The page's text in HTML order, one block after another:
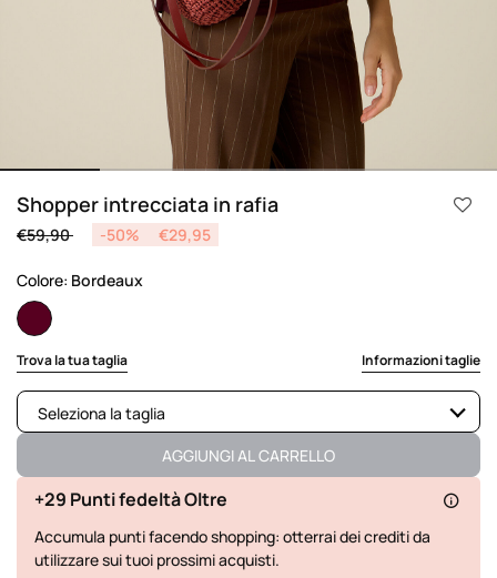
Shopper intrecciata in rafia
Price reduced from
€59,90to -50% €29,95
Colore: Bordeaux
selected
Trova la tua taglia Informazioni taglie
Seleziona la taglia
AGGIUNGI AL CARRELLO
+29 Punti fedeltà Oltre
Accumula punti facendo shopping: otterrai dei crediti da
utilizzare sui tuoi prossimi acquisti.